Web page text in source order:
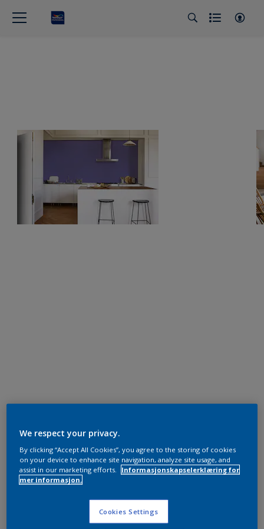
We respect your privacy.
By clicking “Accept All Cookies”, you agree to the storing of cookies
on your device to enhance site navigation, analyze site usage, and
assist in our marketing efforts.
Informasjonskapselerklæring for
mer informasjon.
Cookies Settings